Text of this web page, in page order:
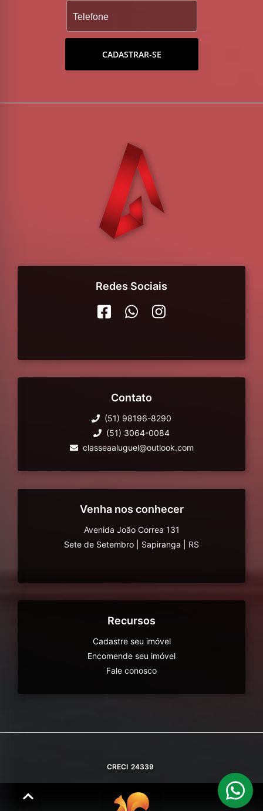
CADASTRAR-SE
Redes Sociais
Contato
(51) 98196-8290
(51) 3064-0084
classeaaluguel@outlook.com
Venha nos conhecer
Avenida João Correa 131
Sete de Setembro
Sapiranga RS
Recursos
Cadastre seu imóvel
Encomende seu imóvel
Fale conosco
CRECI 24339